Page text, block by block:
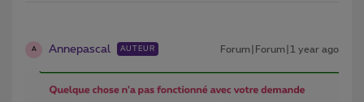
A Annepascal AUTEUR Forum|Forum|1 year ago